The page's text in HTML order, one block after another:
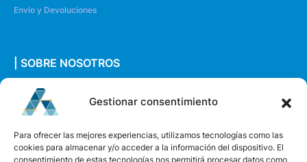
Gestionar consentimiento
Para ofrecer las mejores experiencias, utilizamos tecnologías como las
cookies para almacenar y/o acceder a la información del dispositivo. El
consentimiento de estas tecnologías nos permitirá procesar datos como
Envío y Devoluciones
| SOBRE NOSOTROS
Quiénes somos
Envíanos un mensaje